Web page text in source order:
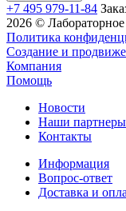
+7 495 979-11-84
2026 ©
Политика
Создание и
Компания
Помощь
Новости
Наши партнеры
Контакты
Информация
Вопрос-ответ
Доставка и